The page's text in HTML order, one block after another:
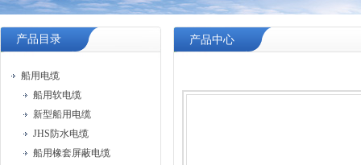
产品目录
船用电缆
船用软电缆
新型船用电缆
JHS防水电缆
船用橡套屏蔽电缆
产品中心